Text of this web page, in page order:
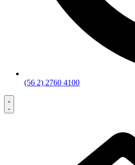
(56 2) 2760 4100